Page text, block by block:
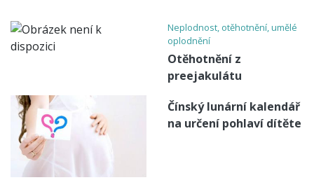
Neplodnost, otěhotnění, umělé
oplodnění
Otěhotnění z
preejakulátu
Čínský lunární kalendář
na určení pohlaví dítěte